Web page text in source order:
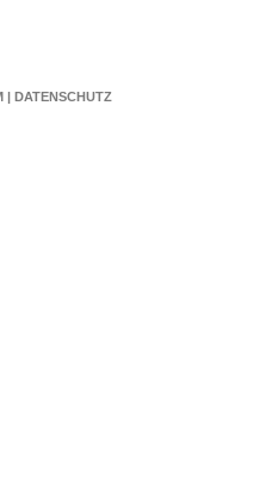
| DATENSCHUTZ